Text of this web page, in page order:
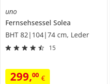
uno
Fernsehsessel Solea
BHT 82|104|74 cm, Leder
15
299,00 €